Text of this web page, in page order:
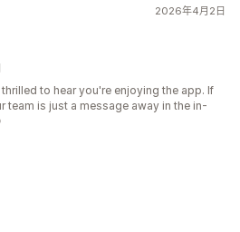
2026年4月2日
to hear you're enjoying the app. If
team is just a message away in the in-